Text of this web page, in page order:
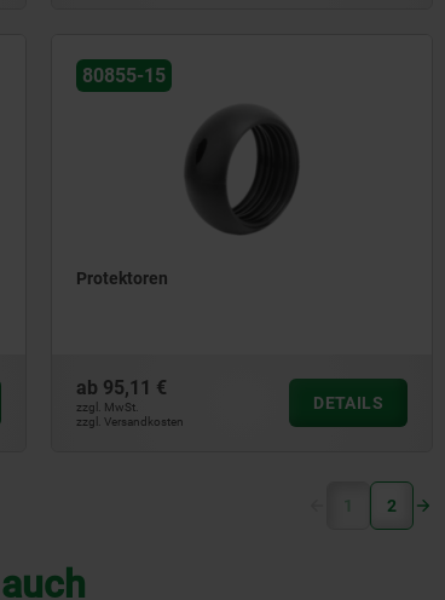
80855-15
Protektoren
ab 95,11 €
zzgl. MwSt.
zzgl. Versandkosten
DETAILS
1 (current)
2